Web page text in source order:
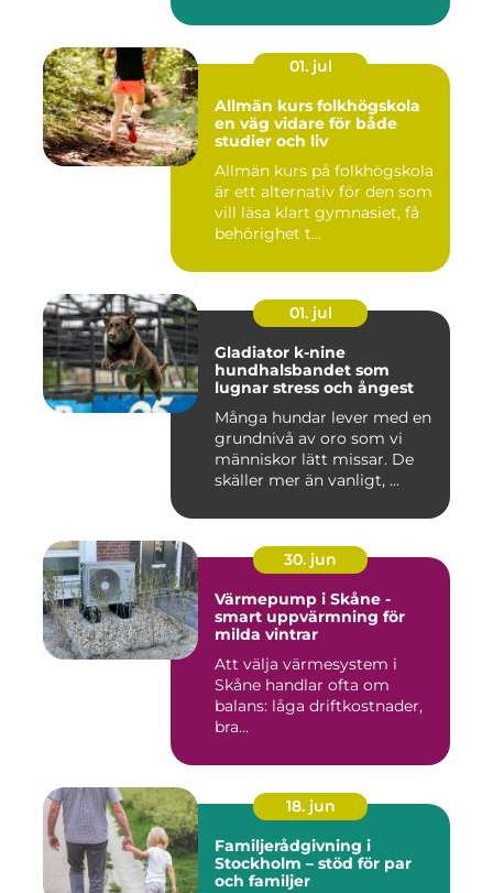
01. jul
Allmän kurs folkhögskola
en väg vidare för både
studier och liv
Allmän kurs på folkhögskola
är ett alternativ för den som
vill läsa klart gymnasiet, få
behörighet t...
01. jul
Gladiator k-nine
hundhalsbandet som
lugnar stress och ångest
Många hundar lever med en
grundnivå av oro som vi
människor lätt missar. De
skäller mer än vanligt, ...
30. jun
Värmepump i Skåne -
smart uppvärmning för
milda vintrar
Att välja värmesystem i
Skåne handlar ofta om
balans: låga driftkostnader,
bra...
18. jun
Familjerådgivning i
Stockholm – stöd för par
och familjer